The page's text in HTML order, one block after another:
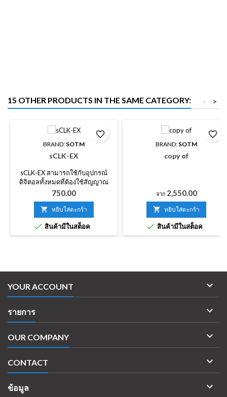
15 OTHER PRODUCTS IN THE SAME CATEGORY: >
<
BRAND: SOTM
sCLK-EX
sCLK-EX สามารถใช้กับอุปกรณ์
ดิจิตอลทั้งหมดที่ต้องใช้สัญญาณ
นาฬิกาเช่น DAC, การ์ดโฮสต์ USB,
เครื่องเล่นซีดี, กระดานหลักสำหรับ
พีซีและคอนโทรลเลอร์ LAN
ราคา
750.00
 หยิบใส่ตะกร้า
 สินค้ามีในสต็อค
favorite_border
BRAND: SOTM
copy of
จาก ราคา
2,550.00
 หยิบใส่ตะกร้า
 สินค้ามีในสต็อค
favorite_border
YOUR ACCOUNT 
รายการ 
OUR COMPANY 
CONTACT 
ข้อมูล 